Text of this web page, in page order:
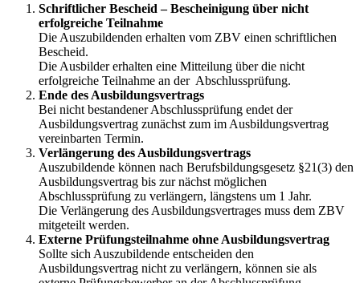
Schriftlicher Bescheid – Bescheinigung über nicht
erfolgreiche Teilnahme
Die Auszubildenden erhalten vom ZBV einen schriftlichen
Bescheid.
Die Ausbilder erhalten eine Mitteilung über die nicht
erfolgreiche Teilnahme an der Abschlussprüfung.
Ende des Ausbildungsvertrags
Bei nicht bestandener Abschlussprüfung endet der
Ausbildungsvertrag zunächst zum im Ausbildungsvertrag
vereinbarten Termin.
Verlängerung des Ausbildungsvertrags
Auszubildende können nach Berufsbildungsgesetz §21(3) den
Ausbildungsvertrag bis zur nächst möglichen
Abschlussprüfung zu verlängern, längstens um 1 Jahr.
Die Verlängerung des Ausbildungsvertrages muss dem ZBV
mitgeteilt werden.
Externe Prüfungsteilnahme ohne Ausbildungsvertrag
Sollte sich Auszubildende entscheiden den
Ausbildungsvertrag nicht zu verlängern, können sie als